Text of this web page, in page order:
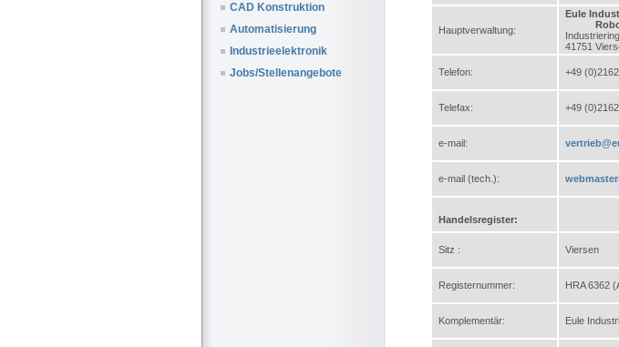
CAD Konstruktion
Automatisierung
Industrieelektronik
Jobs/Stellenangebote
Hauptverwaltung:
Eule
41751
Telefon: +49
Telefax: +49
e-mail:
e-mail (tech.):
Handelsregister:
Sitz : Viersen
Registernummer: HRA 6362
Komplementär: Eule